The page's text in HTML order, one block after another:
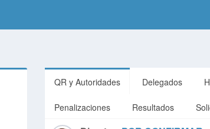
QR y Autoridades Delegados
Penalizaciones Resultados